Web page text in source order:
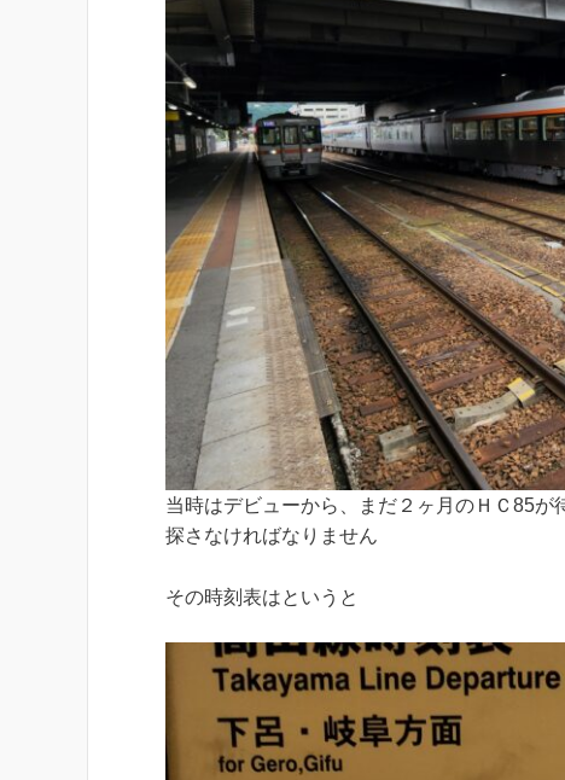
当時はデビューから、まだ２ヶ月のＨＣ85
探さなければなりません
その時刻表はというと